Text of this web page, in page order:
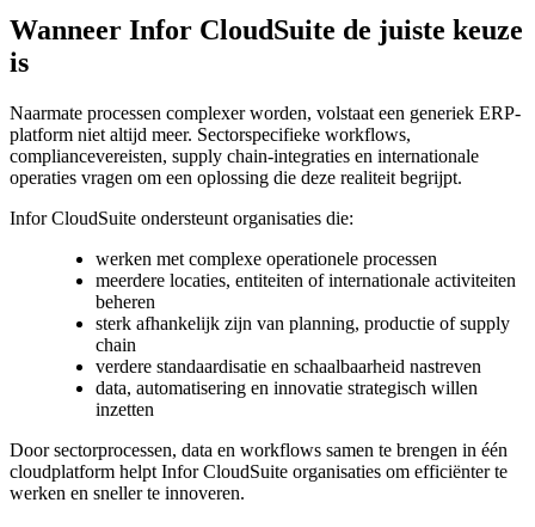
Wanneer Infor CloudSuite de juiste keuze
is
Naarmate processen complexer worden, volstaat een generiek ERP-
platform niet altijd meer. Sectorspecifieke workflows,
compliancevereisten, supply chain-integraties en internationale
operaties vragen om een oplossing die deze realiteit begrijpt.
Infor CloudSuite ondersteunt organisaties die:
werken met complexe operationele processen
meerdere locaties, entiteiten of internationale activiteiten
beheren
sterk afhankelijk zijn van planning, productie of supply
chain
verdere standaardisatie en schaalbaarheid nastreven
data, automatisering en innovatie strategisch willen
inzetten
Door sectorprocessen, data en workflows samen te brengen in één
cloudplatform helpt Infor CloudSuite organisaties om efficiënter te
werken en sneller te innoveren.